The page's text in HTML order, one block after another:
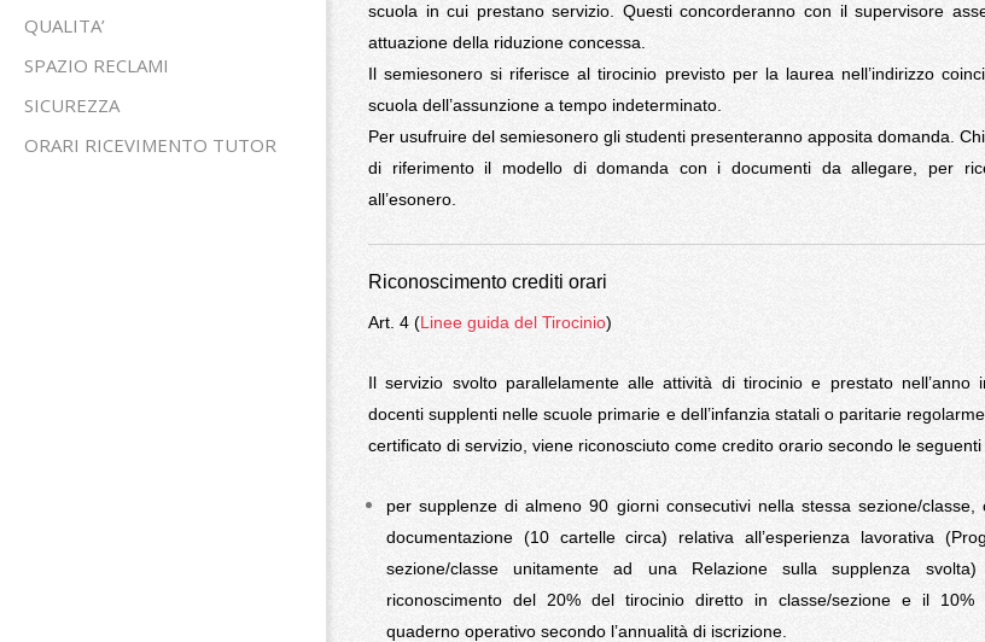
QUALITA’
SPAZIO RECLAMI
SICUREZZA
ORARI RICEVIMENTO TUTOR
scuola in cui prestano servizio. Questi concorderanno con il supervisore
attuazione della riduzione concessa.
Il semiesonero si riferisce al tirocinio previsto per la laurea nell’indirizzo
scuola dell’assunzione a tempo indeterminato.
Per usufruire del semiesonero gli studenti presenteranno apposita domanda.
di riferimento il modello di domanda con i documenti da allegare, per
all’esonero.
Riconoscimento crediti orari
Art. 4 (Linee guida del Tirocinio)
Il servizio svolto parallelamente alle attività di tirocinio e prestato
docenti supplenti nelle scuole primarie e dell’infanzia statali o paritarie
certificato di servizio, viene riconosciuto come credito orario secondo le seguenti
per supplenze di almeno 90 giorni consecutivi nella stessa sezione/classe,
documentazione (10 cartelle circa) relativa all’esperienza lavorativa
sezione/classe unitamente ad una Relazione sulla supplenza
riconoscimento del 20% del tirocinio diretto in classe/sezione e il 10%
quaderno operativo secondo l’annualità di iscrizione.